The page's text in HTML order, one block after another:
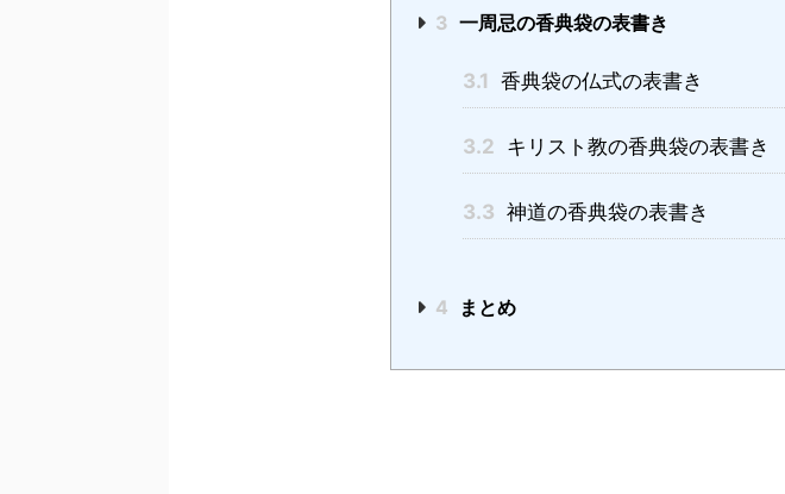
3 一周忌の香典袋の表書き
3.1 香典袋の仏式の表書き
3.2 キリスト教の香典袋の表書き
3.3 神道の香典袋の表書き
4 まとめ